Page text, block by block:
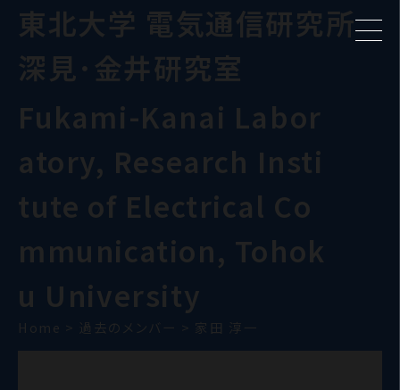
東北大学 電気通信研究所
深見･金井研究室
Fukami-Kanai Labor
atory, Research Insti
tute of Electrical Co
mmunication, Tohok
u University
Home > 過去のメンバー > 家田 淳一